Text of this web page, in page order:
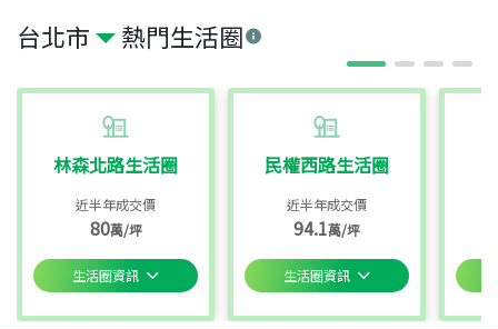
台北市 熱門生活圈
林森北路生活圈
近半年成交價
80萬/坪
生活圈資訊
民權西路生活圈
近半年成交價
94.1萬/坪
生活圈資訊